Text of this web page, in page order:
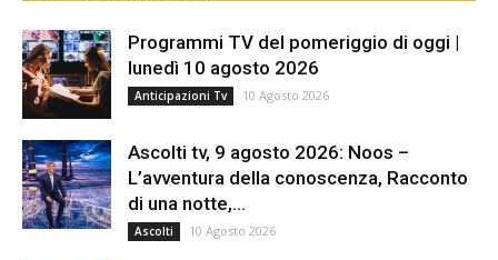
Programmi TV del pomeriggio di oggi |
lunedì 10 agosto 2026
Anticipazioni Tv 10 Agosto 2026
Ascolti tv, 9 agosto 2026: Noos –
L’avventura della conoscenza, Racconto
di una notte,...
Ascolti 10 Agosto 2026